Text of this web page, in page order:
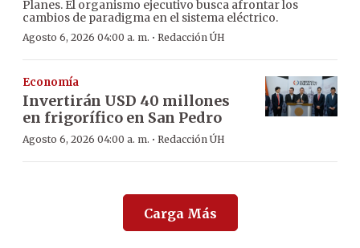
Planes. El organismo ejecutivo busca afrontar los
cambios de paradigma en el sistema eléctrico.
Agosto 6, 2026 04:00 a. m. · Redacción ÚH
Economía
Invertirán USD 40 millones
en frigorífico en San Pedro
Agosto 6, 2026 04:00 a. m. · Redacción ÚH
Carga Más